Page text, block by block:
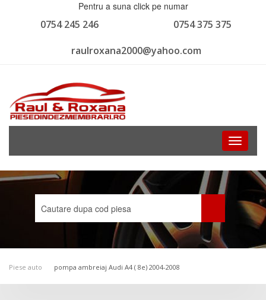
Pentru a suna click pe numar
0754 375 375
0754 245 246
raulroxana2000@yahoo.com
Toggle
Piese auto pompa ambreiaj Audi A4 ( 8e) 2004-2008